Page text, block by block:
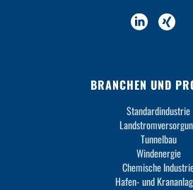
BRANCHEN UND
Standardindustrie
Tunnelbau
Windenergie
Chemische
Hafen- und